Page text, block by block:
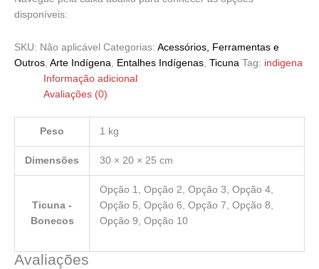
disponíveis:
SKU: Não aplicável Categorias: Acessórios, Ferramentas e
Outros Arte Indígena Entalhes Indígenas Ticuna Tag: indigena
Informação adicional
Avaliações (0)
Peso 1 kg
Dimensões 30 × 20 × 25 cm
Ticuna -
Bonecos
Opção 1, Opção 2, Opção 3, Opção 4,
Opção 5, Opção 6, Opção 7, Opção 8,
Opção 9, Opção 10
Avaliações